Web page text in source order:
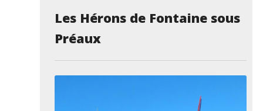
Les Hérons de Fontaine sous
Préaux